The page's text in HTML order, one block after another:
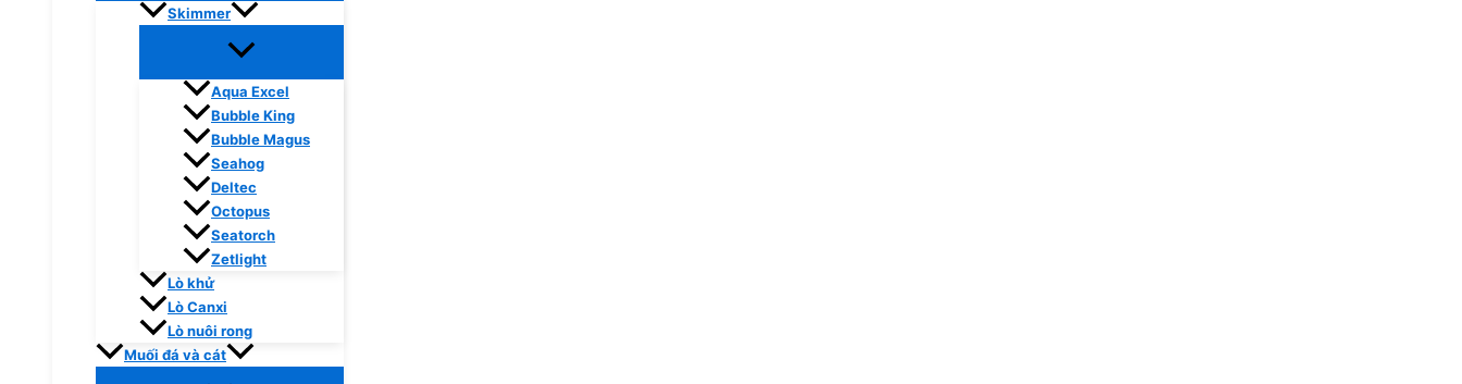
Skimmer
Aqua Excel
Bubble King
Bubble Magus
Seahog
Deltec
Octopus
Seatorch
Zetlight
Lò khử
Lò Canxi
Lò nuôi rong
Muối đá và cát